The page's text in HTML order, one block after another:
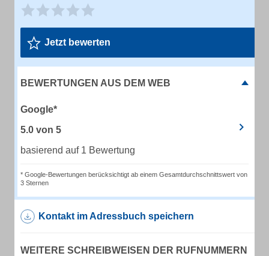
Jetzt bewerten
BEWERTUNGEN AUS DEM WEB
Google*
5.0 von 5
basierend auf 1 Bewertung
* Google-Bewertungen berücksichtigt ab einem Gesamtdurchschnittswert von
3 Sternen
Kontakt im Adressbuch speichern
WEITERE SCHREIBWEISEN DER RUFNUMMERN